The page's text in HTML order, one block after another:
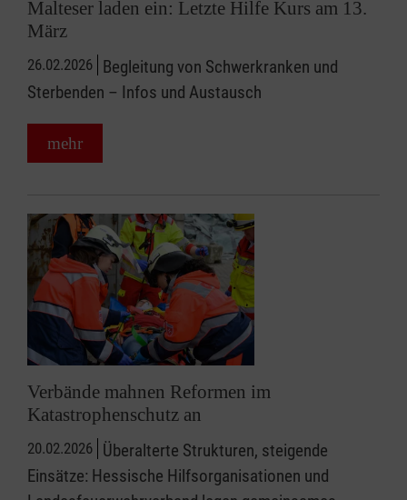
Malteser laden ein: Letzte Hilfe Kurs am 13.
März
26.02.2026 Begleitung von Schwerkranken und
Sterbenden – Infos und Austausch
mehr
Verbände mahnen Reformen im
Katastrophenschutz an
20.02.2026 Überalterte Strukturen, steigende
Einsätze: Hessische Hilfsorganisationen und